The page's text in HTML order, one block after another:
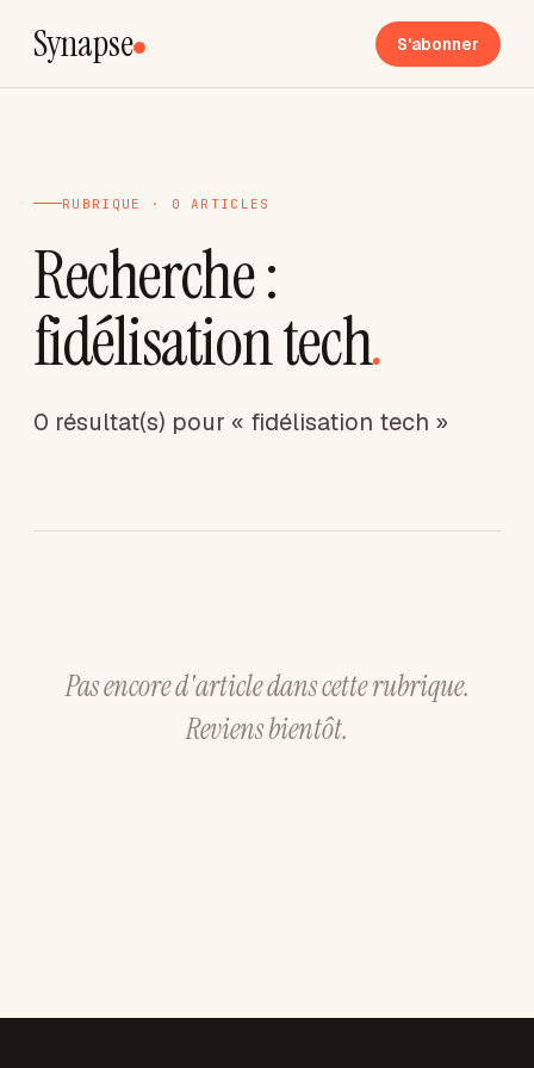
Synapse S'abonner
RUBRIQUE · 0 ARTICLES
Recherche :
fidélisation tech.
0 résultat(s) pour « fidélisation tech »
Pas encore d'article dans cette rubrique.
Reviens bientôt.